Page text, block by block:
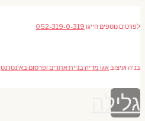
לפרטים נוספים חייגו 052-319-0-319
בניה ועיצובאגו מדיה בניית אתרים ופרסום באינטרנט
גלילה